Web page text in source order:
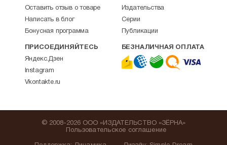
Оставить отзыв о товаре
Написать в блог
Бонусная программа
Издательства
Серии
Публикации
ПРИСОЕДИНЯЙТЕСЬ
Яндекс.Дзен
Instagram
Vkontakte.ru
БЕЗНАЛИЧНАЯ ОПЛАТА
© 2008-2026 ООО «ИЗДАТЕЛЬСТВО «ЗЁРНА»
Пользовательское соглашение